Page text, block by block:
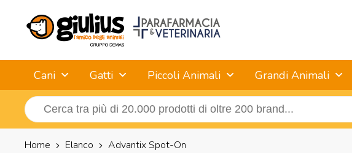
Cani Gatti Piccoli Animali Grandi Animali
Home Elanco Advantix Spot-On